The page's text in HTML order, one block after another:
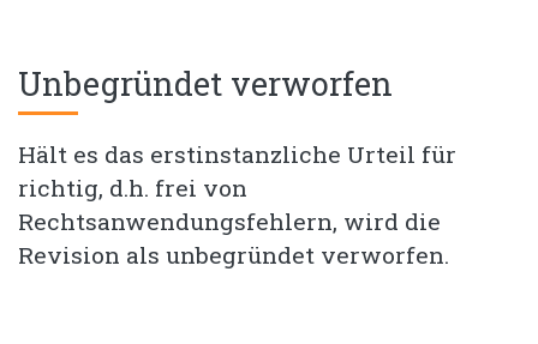
Unbegründet verworfen
Hält es das erstinstanzliche Urteil für
richtig, d.h. frei von
Rechtsanwendungsfehlern, wird die
Revision als unbegründet verworfen.